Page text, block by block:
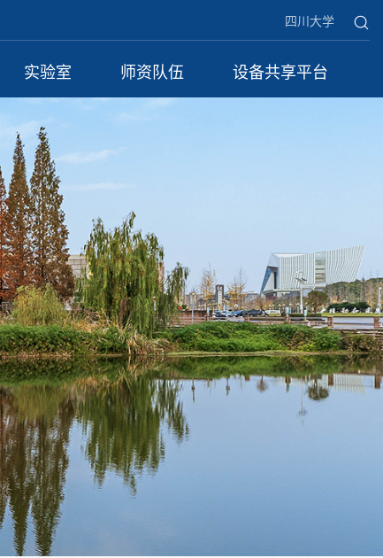
四川大学
实验室 师资队伍 设备共享平台